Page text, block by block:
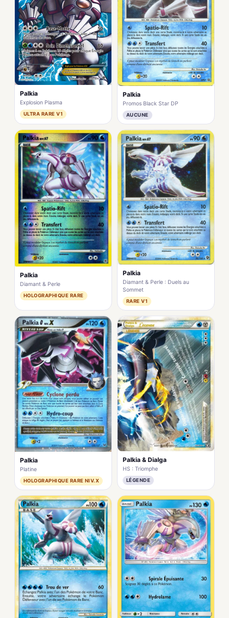
Palkia
Explosion Plasma
ULTRA RARE V1
Palkia
Promos Black Star DP
AUCUNE
Palkia
Diamant & Perle
HOLOGRAPHIQUE RARE
Palkia
Diamant & Perle : Duels au
Sommet
RARE V1
Palkia
Platine
HOLOGRAPHIQUE RARE NIV.X
Palkia & Dialga
HS : Triomphe
LÉGENDE